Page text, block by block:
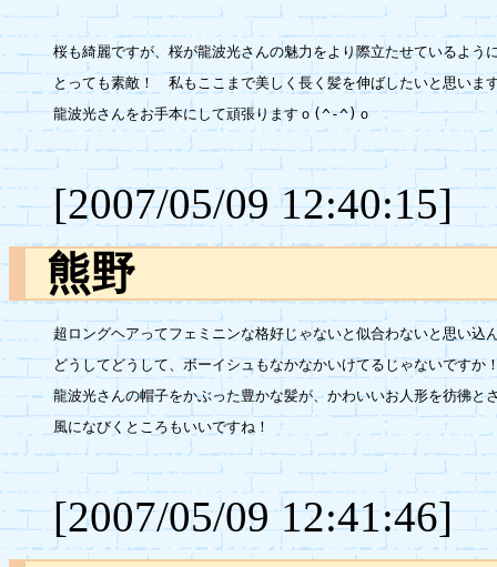
桜も綺麗ですが、桜が龍波光さんの魅力をより際立たせているよう
とっても素敵！　私もここまで美しく長く髪を伸ばしたいと思いま
龍波光さんをお手本にして頑張りますｏ(^-^)ｏ
[2007/05/09 12:40:15]
熊野
超ロングヘアってフェミニンな格好じゃないと似合わないと思い込
どうしてどうして、ボーイシュもなかなかいけてるじゃないですか
龍波光さんの帽子をかぶった豊かな髪が、かわいいお人形を彷彿と
風になびくところもいいですね！
[2007/05/09 12:41:46]